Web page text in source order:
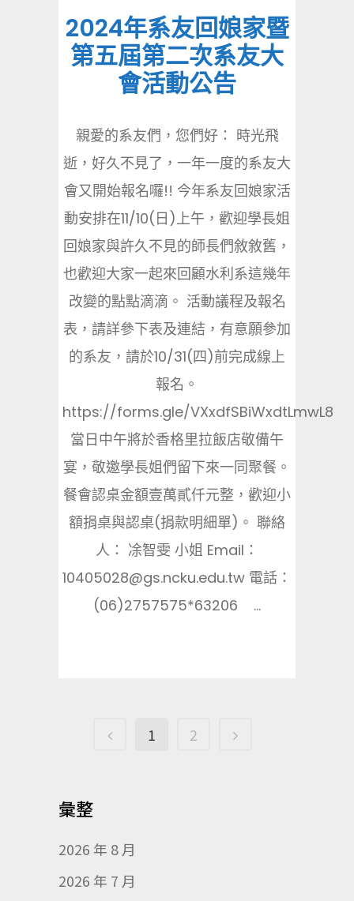
2024年系友回娘家暨
第五屆第二次系友大
會活動公告
親愛的系友們，您們好： 時光飛
逝，好久不見了，一年一度的系友大
會又開始報名囉!! 今年系友回娘家活
動安排在11/10(日)上午，歡迎學長姐
回娘家與許久不見的師長們敘敘舊，
也歡迎大家一起來回顧水利系這幾年
改變的點點滴滴。 活動議程及報名
表，請詳參下表及連結，有意願參加
的系友，請於10/31(四)前完成線上
報名。
https://forms.gle/VXxdfSBiWxdtLmwL8
當日中午將於香格里拉飯店敬備午
宴，敬邀學長姐們留下來一同聚餐。
餐會認桌金額壹萬貳仟元整，歡迎小
額捐桌與認桌(捐款明細單)。 聯絡
人： 凃智雯 小姐 Email：
10405028@gs.ncku.edu.tw 電話：
(06)2757575*63206 ...
1 2
彙整
2026 年 8 月
2026 年 7 月